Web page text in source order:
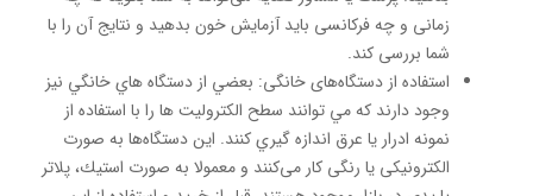
زمانی و چه فرکانسی باید آزمایش خون بدهید و نتایج آن را با
شما بررسی کند.
استفاده از دستگاه‌های خانگی: بعضي از دستگاه هاي خانگي نيز
وجود دارند كه مي توانند سطح الکترولیت ها را با استفاده از
نمونه ادرار يا عرق اندازه گيري كنند. این دستگاه‌ها به صورت
الکترونیکی یا رنگی کار می‌کنند و معمولا به صورت استيك، پلاتر